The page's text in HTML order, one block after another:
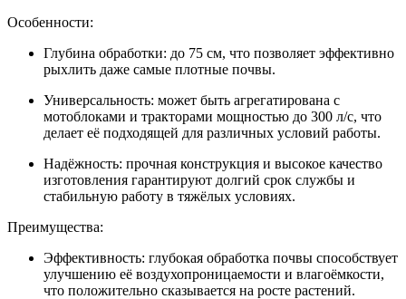
Особенности:
Глубина обработки: до 75 см, что позволяет эффективно
рыхлить даже самые плотные почвы.
Универсальность: может быть агрегатирована с
мотоблоками и тракторами мощностью до 300 л/с, что
делает её подходящей для различных условий работы.
Надёжность: прочная конструкция и высокое качество
изготовления гарантируют долгий срок службы и
стабильную работу в тяжёлых условиях.
Преимущества:
Эффективность: глубокая обработка почвы способствует
улучшению её воздухопроницаемости и влагоёмкости,
что положительно сказывается на росте растений.